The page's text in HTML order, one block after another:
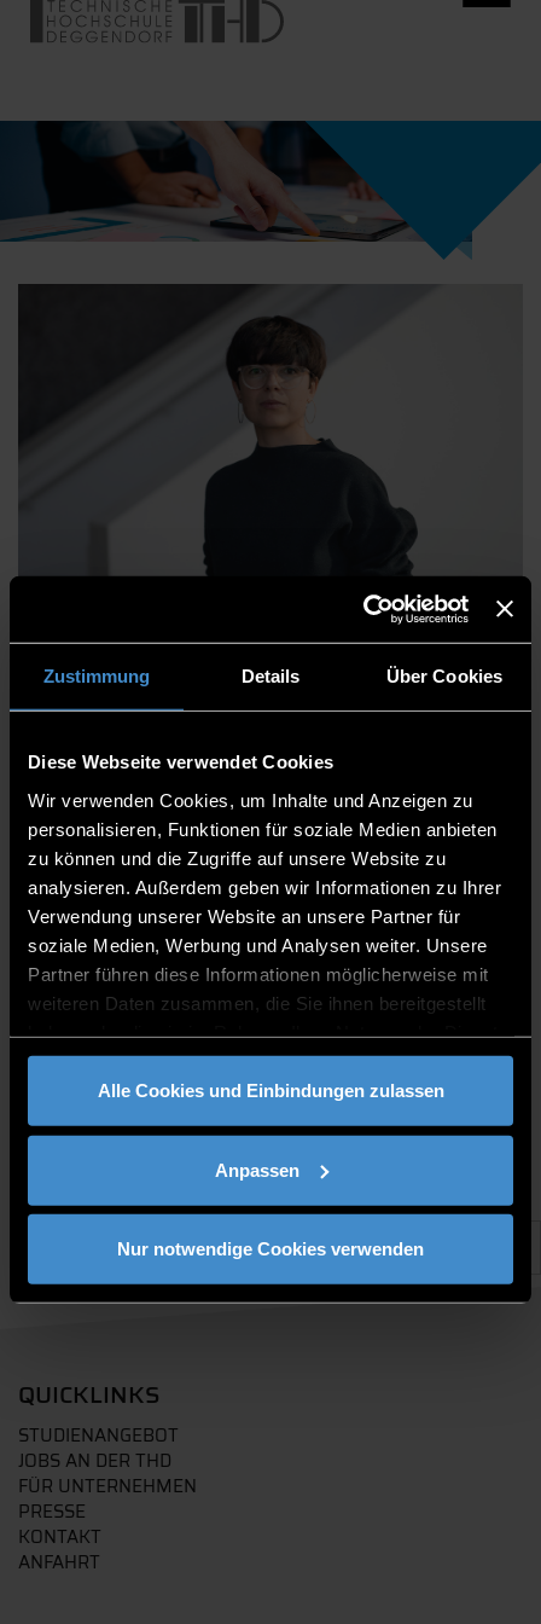
Zustimmung Details Über Cookies
Diese Webseite verwendet Cookies
Wir verwenden Cookies, um Inhalte und Anzeigen zu
personalisieren, Funktionen für soziale Medien anbieten
zu können und die Zugriffe auf unsere Website zu
analysieren. Außerdem geben wir Informationen zu Ihrer
Verwendung unserer Website an unsere Partner für
soziale Medien, Werbung und Analysen weiter. Unsere
Partner führen diese Informationen möglicherweise mit
weiteren Daten zusammen, die Sie ihnen bereitgestellt
gesammelt haben.
Alle Cookies und Einbindungen zulassen
Anpassen
Nur notwendige Cookies verwenden
Dipl.- Des. Hannah
Steinmetz
Fakultät Maschinenbau und Mechatronik
Wissenschaftliche Mitarbeitende
Wissenschaftliche Mitarbeiterin
Am Stadtpark 15, Atelier Technisches Design
0991/3615-8371
QUICKLINKS
STUDIENANGEBOT
JOBS AN DER THD
FÜR UNTERNEHMEN
PRESSE
KONTAKT
ANFAHRT